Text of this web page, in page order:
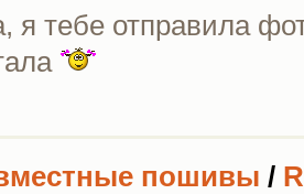
я тебе отправила
пошивы /